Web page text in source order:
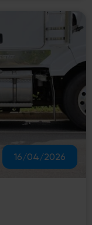
16/04/2026